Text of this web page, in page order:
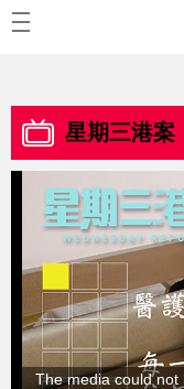
星期三港案
The media could